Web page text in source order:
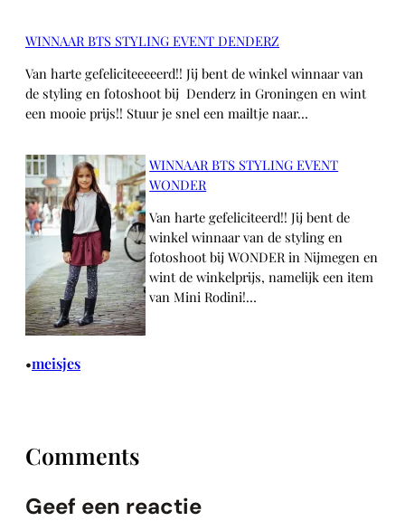
WINNAAR BTS STYLING EVENT DENDERZ
Van harte gefeliciteeeeerd!! Jij bent de winkel winnaar van
de styling en fotoshoot bij Denderz in Groningen en wint
een mooie prijs!! Stuur je snel een mailtje naar…
WINNAAR BTS STYLING EVENT
WONDER
Van harte gefeliciteerd!! Jij bent de
winkel winnaar van de styling en
fotoshoot bij WONDER in Nijmegen en
wint de winkelprijs, namelijk een item
van Mini Rodini!…
•meisjes
Comments
Geef een reactie